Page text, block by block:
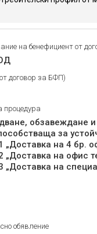
на бенефициент от
договор за БФП)
процедура
обзавеждане
за
„Доставка на 4 бр.
„Доставка на офис
„Доставка на
обявление